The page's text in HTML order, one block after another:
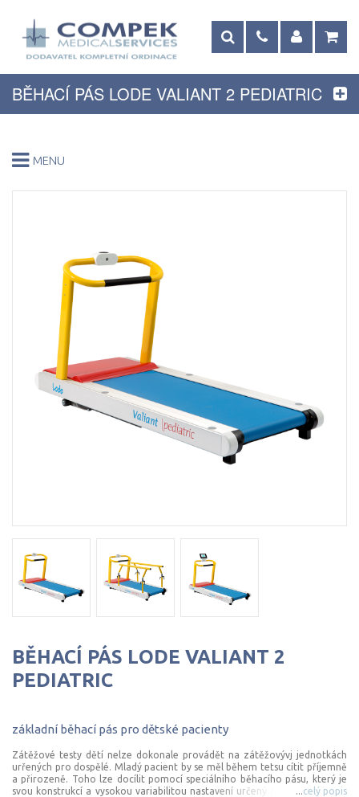
BĚHACÍ PÁS LODE VALIANT 2 PEDIATRIC
BĚHACÍ PÁS LODE VALIANT 2
PEDIATRIC
základní běhací pás pro dětské pacienty
Zátěžové testy dětí nelze dokonale provádět na zátěžovývj jednotkách
urřených pro dospělé. Mladý pacient by se měl během tetsu cítit příjemně
a přirozeně. Toho lze docílit pomocí speciálního běhacího pásu, který je
svou konstrukcí a vysokou variabilitou nastavení určený práve pro mladé
...celý popis
MENU